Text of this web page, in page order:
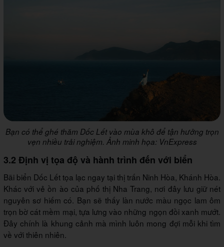
Bạn có thể ghé thăm Dốc Lết vào mùa khô để tận hưởng trọn
vẹn nhiều trải nghiệm. Ảnh minh họa: VnExpress
3.2 Định vị tọa độ và hành trình đến với biển
Bãi biển Dốc Lết tọa lạc ngay tại thị trấn Ninh Hòa, Khánh Hòa.
Khác với vẻ ồn ào của phố thị Nha Trang, nơi đây lưu giữ nét
nguyên sơ hiếm có. Bạn sẽ thấy làn nước màu ngọc lam ôm
trọn bờ cát mềm mại, tựa lưng vào những ngọn đồi xanh mướt.
Đây chính là khung cảnh mà mình luôn mong đợi mỗi khi tìm
về với thiên nhiên.